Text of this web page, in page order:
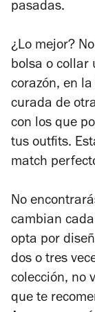
pasadas.
¿Lo mejor?
bolsa o collar
corazón, en
curada de
con los que
tus outfits.
match
No
cambian
opta por
dos o tres
colección, no
que te